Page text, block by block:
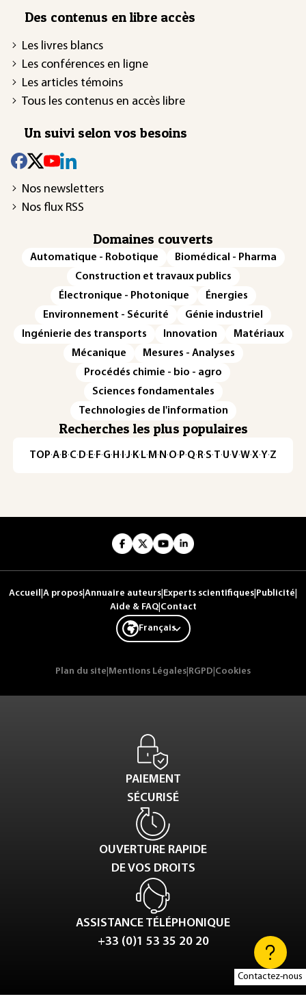
Contactez-nous
Des contenus en libre accès
Les livres blancs
Les conférences en ligne
Les articles témoins
Tous les contenus en accès libre
Un suivi selon vos besoins
Nos newsletters
Nos flux RSS
Domaines couverts
Automatique - Robotique
Biomédical - Pharma
Construction et travaux publics
Électronique - Photonique
Énergies
Environnement - Sécurité
Génie industriel
Ingénierie des transports
Innovation
Matériaux
Mécanique
Mesures - Analyses
Procédés chimie - bio - agro
Sciences fondamentales
Technologies de l'information
Recherches les plus populaires
TOP·A·B·C· D· E· F·G· H · ·J· K· L· M · N ·O· P·Q· R·S·T·U·V·W·X·Y·Z
Accueil A propos Annuaire auteurs Experts scientifiques Publicité
Aide & FAQ| Contact
Français
Plan du site Mentions Légales RGPD Cookies
PAIEMENT
SÉCURISÉ
OUVERTURE RAPIDE
DE VOS DROITS
ASSISTANCE TÉLÉPHONIQUE
+33 (0)1 53 35 20 20